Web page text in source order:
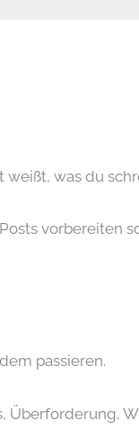
weißt, was du
vorbereiten
passieren.
Überforderung,